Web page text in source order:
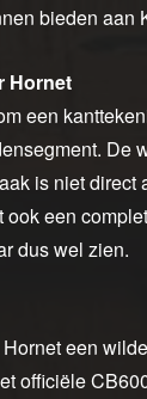
bieden aan
Hornet
een
De
is niet
ook een
dus wel zien.
een
officiële